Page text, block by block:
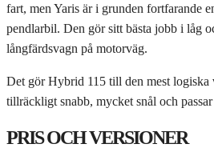
fart, men Yaris är i grunden fortfarande
pendlarbil. Den gör sitt bästa jobb i låg
långfärdsvagn på motorväg.
Det gör Hybrid 115 till den mest logiska
tillräckligt snabb, mycket snål och
PRIS OCH VERSIONER